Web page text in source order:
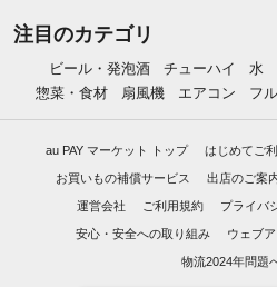
注目のカテゴリ
ビール・発泡酒 チューハイ 水
惣菜・食材
扇風機 エアコン フ
au PAY マーケット トップ はじめてご
お買いもの補償サービス 出店のご案
運営会社 ご利用規約 プライバ
安心・安全への取り組み ウェブ
物流2024年問題